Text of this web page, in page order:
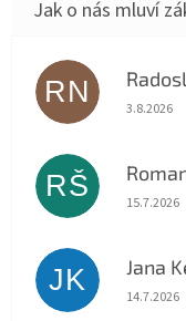
RN
3.8.2026
RŠ
15.7.2026
JK Jana
14.7.2026